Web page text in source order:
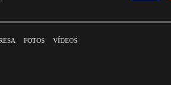
FOTOS VÍDEOS